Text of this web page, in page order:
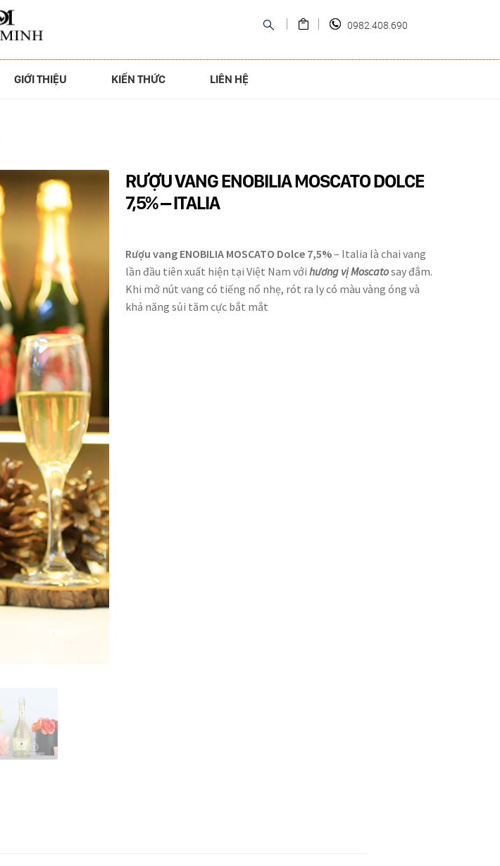
0982.408.690
GIỚI THIỆU KIẾN THỨC LIÊN HỆ
RƯỢU VANG ENOBILIA MOSCATO DOLCE
7,5% – ITALIA
Rượu vang ENOBILIA MOSCATO Dolce 7,5%– Italia là chai vang
lần đầu tiên xuất hiện tại Việt Nam vớihương vị Moscatosay đắm.
Khi mở nút vang có tiếng nổ nhẹ, rót ra ly có màu vàng óng và
khả năng sủi tăm cực bắt mắt